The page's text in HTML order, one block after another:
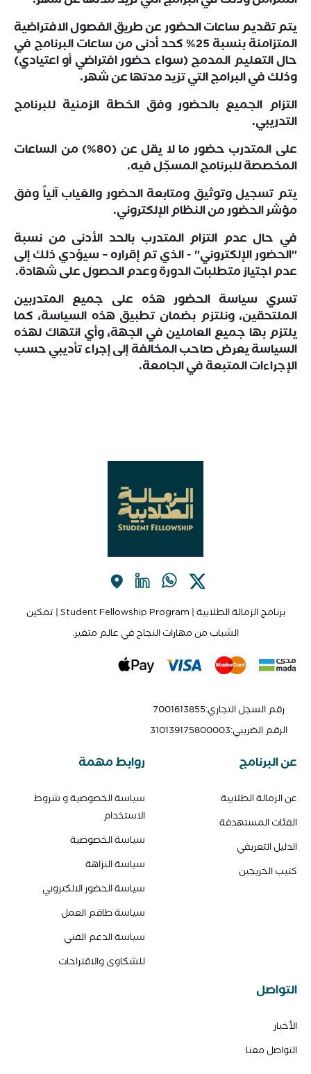
يتم تقديم ساعات الحضور عن طريق الفصول الافتراضية
المتزامنة بنسبة 25% كحد أدنى من ساعات البرنامج في
حال التعليم المدمج (سواء حضور افتراضي أو اعتيادي)
وذلك في البرامج التي تزيد مدتها عن شهر.
التزام الجميع بالحضور وفق الخطة الزمنية للبرنامج
التدريبي.
على المتدرب حضور ما لا يقل عن (80%) من الساعات
المخصصة للبرنامج المسجّل فيه.
يتم تسجيل وتوثيق ومتابعة الحضور والغياب آلياً وفق
مؤشر الحضور من النظام الإلكتروني.
في حال عدم التزام المتدرب بالحد الأدنى من نسبة
"الحضور الإلكتروني" - الذي تم إقراره – سيؤدي ذلك إلى
عدم اجتياز متطلبات الدورة وعدم الحصول على شهادة.
تسري سياسة الحضور هذه على جميع المتدربين
الملتحقين، ونلتزم بضمان تطبيق هذه السياسة، كما
يلتزم بها جميع العاملين في الجهة، وأي انتهاك لهذه
السياسة يعرض صاحب المخالفة إلى إجراء تأديبي حسب
الإجراءات المتبعة في الجامعة.
برنامج الزمالة الطلابية | Student Fellowship Program | تمكين
الشباب من مهارات النجاح في عالم متغير.
رقم السجل التجاري:
7001613855
الرقم الضريبي:
310139175800003
عن البرنامج
عن الزمالة الطلابية
الفئات المستهدفة
الدليل التعريفي
كتيب الخريجين
روابط مهمة
سياسة الخصوصية و شروط
الاستخدام
سياسة الخصوصية
سياسة النزاهة
سياسة الحضور الالكتروني
سياسة طاقم العمل
سياسة الدعم الفني
للشكاوى والاقتراحات
التواصل
الأخبار
التواصل معنا